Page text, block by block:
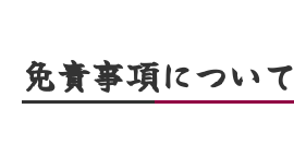
免責事項について